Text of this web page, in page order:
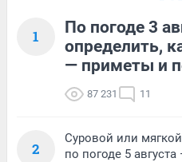
1
По погоде 3
определить,
— приметы и
87 231 11
2
Суровой или
по погоде 5